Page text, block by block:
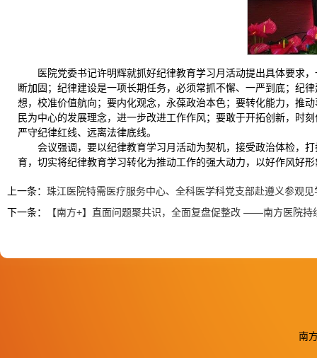
医院党委书记许明辉就抓好纪律教育学习月活动提出具体要求
断加固；纪律建设是一项长期任务，必须常抓不懈、一严到底；纪
想，校准价值航向；要内化观念，永葆政治本色；要转化能力，推
民为中心的发展理念，进一步改进工作作风；要敢于开拓创新，时
严守纪律红线、远离法律底线。
会议强调，要以纪律教育学习月活动为契机，接受政治体检，
育，切实将纪律教育学习转化为推动工作的强大动力，以好作风好
上一条： 珠江医院特需医疗服务中心、全科医学科党支部赴遵义参观见
下一条：
【南方+】直面问题聚共识，全面复盘促整改 ——南方医院持
南